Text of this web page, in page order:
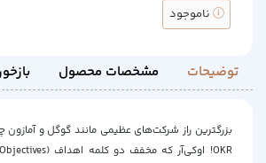
ناموجود
توضیحات مشخصات محصول
بزرگترین راز شرکت‌های عظیمی مانند گوگل و